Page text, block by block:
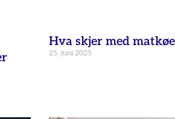
Hva skjer med
25. juni 2025